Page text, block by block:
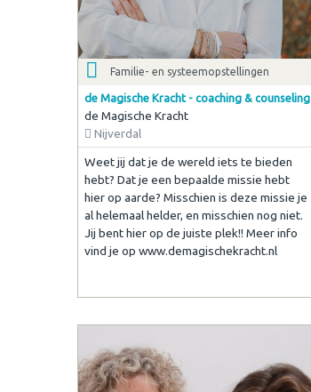
Familie- en systeemopstellingen
de Magische Kracht - coaching & counseling
de Magische Kracht
Nijverdal
Weet jij dat je de wereld iets te bieden
hebt? Dat je een bepaalde missie hebt
hier op aarde? Misschien is deze missie je
al helemaal helder, en misschien nog niet.
Jij bent hier op de juiste plek!! Meer info
vind je op www.demagischekracht.nl